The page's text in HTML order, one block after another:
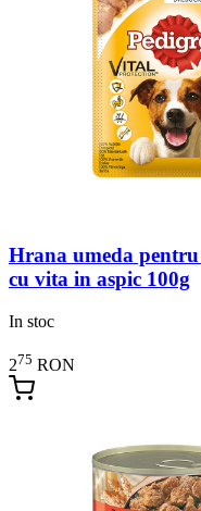
Hrana umeda
cu vita in aspic 100g
In stoc
275 RON